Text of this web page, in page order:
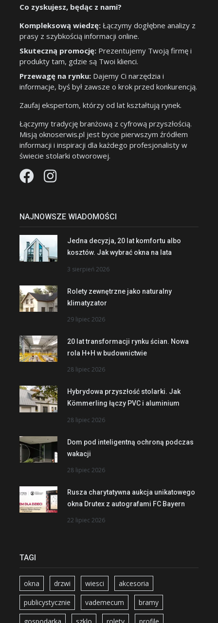
Co zyskujesz, będąc z nami?
Kompleksową wiedzę: Łączymy dogłębne analizy z
prasy z szybkością informacji online.
Skuteczną promocję: Prezentujemy Twoją firmę i
produkty tam, gdzie są Twoi klienci.
Przewagę na rynku: Dajemy Ci narzędzia i
informacje, byś był zawsze o krok przed konkurencją.
Zaufaj ekspertom, którzy od lat kształtują rynek.
Łączymy tradycję branżową z cyfrową przyszłością.
Misją oknoserwis.pl jest bycie pierwszym źródłem
informacji i inspiracji dla każdego profesjonalisty w
świecie stolarki otworowej.
NAJNOWSZE WIADOMOŚCI
Jedna decyzja, 20 lat komfortu albo
kosztów. Jak wybrać okna na lata
3 sierpień 2026
Rolety zewnętrzne jako naturalny
klimatyzator
29 lipiec 2026
20 lat transformacji rynku ścian. Nowa
rola H+H w budownictwie
28 lipiec 2026
Hybrydowa przyszłość stolarki. Jak
Kömmerling łączy PVC i aluminium
28 lipiec 2026
Dom pod inteligentną ochroną podczas
wakacji
28 lipiec 2026
Rusza charytatywna aukcja unikatowego
okna Drutex z autografami FC Bayern
22 lipiec 2026
TAGI
okna drzwi wiesci akcesoria
publicystycznie vademecum bramy